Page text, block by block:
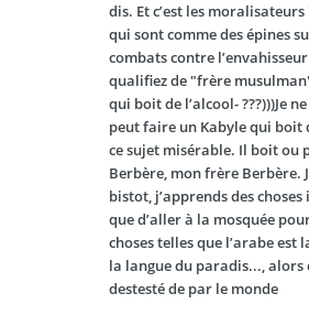
dis. Et c’est les
qui sont comme des épines
combats contre
qualifiez de "frère
qui boit de l’alcool- ???)))Je
peut faire un Kabyle qui boit
ce sujet misérable. Il boit ou
Berbère, mon frère Berbère.
bistot, j’apprends des
que d’aller à la mosquée
choses telles que l’arabe est
la langue du paradis..., alors
destesté de par le monde